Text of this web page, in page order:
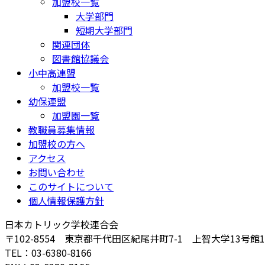
大学部門
短期大学部門
関連団体
図書館協議会
小中高連盟
加盟校一覧
幼保連盟
加盟園一覧
教職員募集情報
加盟校の方へ
アクセス
お問い合わせ
このサイトについて
個人情報保護方針
日本カトリック学校連合会
〒102-8554 東京都千代田区紀尾井町7-1 上智大学13号館
TEL：03-6380-8166